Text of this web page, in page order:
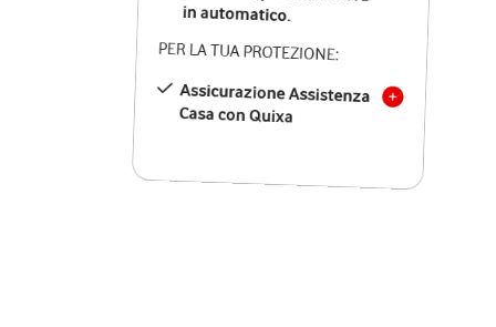
in automatico.
PER LA TUA PROTEZIONE:
Assicurazione Assistenza
Casa con Quixa